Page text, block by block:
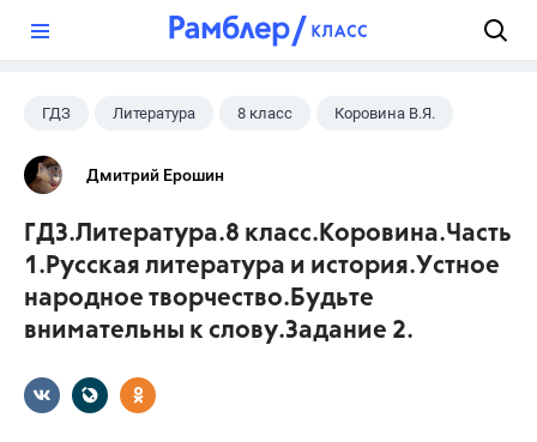
ГДЗ Литература 8 класс Коровина В.Я.
Дмитрий Ерошин
ГДЗ.Литература.8 класс.Коровина.Часть
1.Русская литература и история.Устное
народное творчество.Будьте
внимательны к слову.Задание 2.